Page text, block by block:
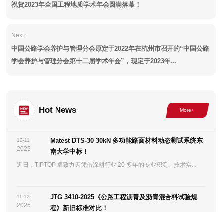
祝贺2023年全国工程地质学术年会圆满落幕！
Next:
中国公路学会养护与管理分会原定于2022年在杭州市召开的“中国公路
学会养护与管理分会第十二届学术年会”，现定于2023年...
Hot News
12-11
2025
Matest DTS-30 30kN 多功能路面材料动态测试系统东
南大学中标！
近日，TIPTOP 卓致力天凭借深耕行业 20 多年的专业积淀、技术实...
11-12
2025
JTG 3410-2025《公路工程沥青及沥青混合料试验规
程》新旧标准对比！